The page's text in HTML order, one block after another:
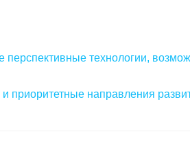
перспективные технологии,
приоритетные направления